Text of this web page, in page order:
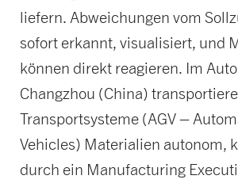
liefern. Abweichungen vom
sofort erkannt, visualisiert, und
können direkt reagieren. Im
Changzhou (China)
Transportsysteme (AGV –
Vehicles) Materialien autonom,
durch ein Manufacturing